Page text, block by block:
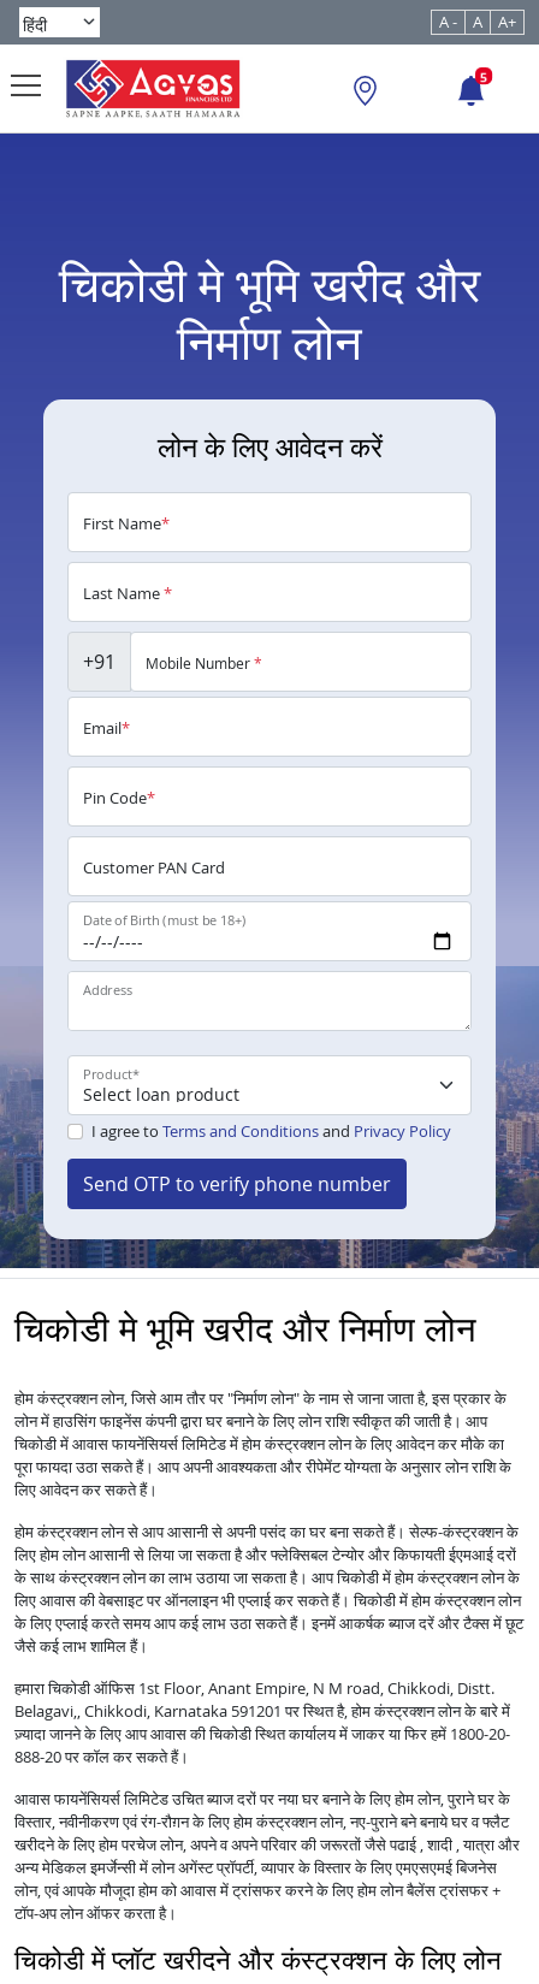
A - A A+
5
चिकोडी मे भूमि खरीद और
निर्माण लोन
लोन के लिए आवेदन करें
First Name*
Last Name*
+91 Mobile Number*
Email*
Pin Code*
Customer PAN Card
Date of Birth (must be 18+)
Address
Product*
I agree to Terms and Conditionsand Privacy Policy
Send OTP to verify phone number
चिकोडी मे भूमि खरीद और निर्माण लोन
होम कंस्ट्रक्शन लोन, जिसे आम तौर पर "निर्माण लोन" के नाम से जाना जाता है, इस प्रकार के
लोन में हाउसिंग फाइनेंस कंपनी द्वारा घर बनाने के लिए लोन राशि स्वीकृत की जाती है। आप
चिकोडी में आवास फायनेंसियर्स लिमिटेड में होम कंस्ट्रक्शन लोन के लिए आवेदन कर मौके का
पूरा फायदा उठा सकते हैं। आप अपनी आवश्यकता और रीपेमेंट योग्यता के अनुसार लोन राशि के
लिए आवेदन कर सकते हैं।
होम कंस्ट्रक्शन लोन से आप आसानी से अपनी पसंद का घर बना सकते हैं। सेल्फ-कंस्ट्रक्शन के
लिए होम लोन आसानी से लिया जा सकता है और फ्लेक्सिबल टेन्योर और किफायती ईएमआई दरों
के साथ कंस्ट्रक्शन लोन का लाभ उठाया जा सकता है। आप चिकोडी में होम कंस्ट्रक्शन लोन के
लिए आवास की वेबसाइट पर ऑनलाइन भी एप्लाई कर सकते हैं। चिकोडी में होम कंस्ट्रक्शन लोन
के लिए एप्लाई करते समय आप कई लाभ उठा सकते हैं। इनमें आकर्षक ब्याज दरें और टैक्स में छूट
जैसे कई लाभ शामिल हैं।
हमारा चिकोडी ऑफिस 1st Floor, Anant Empire, N M road, Chikkodi, Distt.
Belagavi,, Chikkodi, Karnataka 591201 पर स्थित है, होम कंस्ट्रक्शन लोन के बारे में
ज़्यादा जानने के लिए आप आवास की चिकोडी स्थित कार्यालय में जाकर या फिर हमें 1800-20-
888-20 पर कॉल कर सकते हैं।
आवास फायनेंसियर्स लिमिटेड उचित ब्याज दरों पर नया घर बनाने के लिए होम लोन, पुराने घर के
विस्तार, नवीनीकरण एवं रंग-रौग़न के लिए होम कंस्ट्रक्शन लोन, नए-पुराने बने बनाये घर व फ्लैट
खरीदने के लिए होम परचेज लोन, अपने व अपने परिवार की जरूरतों जैसे पढाई , शादी , यात्रा और
अन्य मेडिकल इमर्जेन्सी में लोन अगेंस्ट प्रॉपर्टी, व्यापार के विस्तार के लिए एमएसएमई बिजनेस
लोन, एवं आपके मौजूदा होम को आवास में ट्रांसफर करने के लिए होम लोन बैलेंस ट्रांसफर +
टॉप-अप लोन ऑफर करता है।
चिकोडी में प्लॉट खरीदने और कंस्ट्रक्शन के लिए लोन